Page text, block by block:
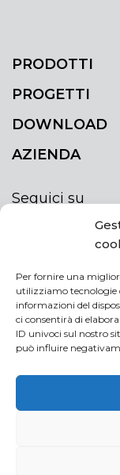
Per fornire una
utilizziamo tecnologie
informazioni del
ci consentirà di
ID univoci sul nostro
può influire
PRODOTTI
PROGETTI
DOWNLOAD
AZIENDA
Seguici su
ISCRIVITI
Rimani
newsletter
NEWSLETTER
If